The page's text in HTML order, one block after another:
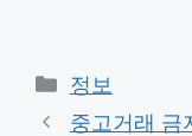
Categories
정보
중고거래 금